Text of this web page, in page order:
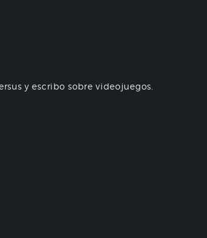
y escribo sobre videojuegos.